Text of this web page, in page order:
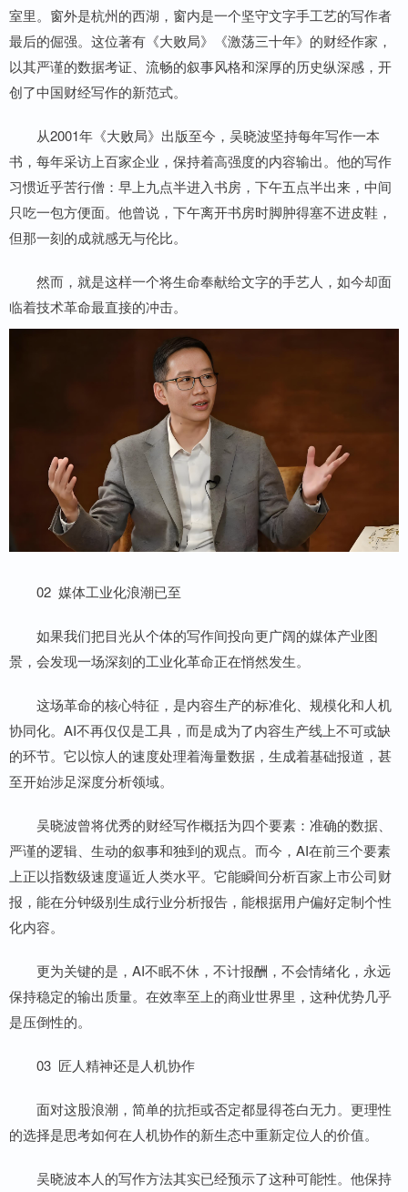
室里。窗外是杭州的西湖，窗内是一个坚守文字手工艺的写作者
最后的倔强。这位著有《大败局》《激荡三十年》的财经作家，
以其严谨的数据考证、流畅的叙事风格和深厚的历史纵深感，开
创了中国财经写作的新范式。
从2001年《大败局》出版至今，吴晓波坚持每年写作一本
书，每年采访上百家企业，保持着高强度的内容输出。他的写作
习惯近乎苦行僧：早上九点半进入书房，下午五点半出来，中间
只吃一包方便面。他曾说，下午离开书房时脚肿得塞不进皮鞋，
但那一刻的成就感无与伦比。
然而，就是这样一个将生命奉献给文字的手艺人，如今却面
临着技术革命最直接的冲击。
02 媒体工业化浪潮已至
如果我们把目光从个体的写作间投向更广阔的媒体产业图
景，会发现一场深刻的工业化革命正在悄然发生。
这场革命的核心特征，是内容生产的标准化、规模化和人机
协同化。AI不再仅仅是工具，而是成为了内容生产线上不可或缺
的环节。它以惊人的速度处理着海量数据，生成着基础报道，甚
至开始涉足深度分析领域。
吴晓波曾将优秀的财经写作概括为四个要素：准确的数据、
严谨的逻辑、生动的叙事和独到的观点。而今，AI在前三个要素
上正以指数级速度逼近人类水平。它能瞬间分析百家上市公司财
报，能在分钟级别生成行业分析报告，能根据用户偏好定制个性
化内容。
更为关键的是，AI不眠不休，不计报酬，不会情绪化，永远
保持稳定的输出质量。在效率至上的商业世界里，这种优势几乎
是压倒性的。
03 匠人精神还是人机协作
面对这股浪潮，简单的抗拒或否定都显得苍白无力。更理性
的选择是思考如何在人机协作的新生态中重新定位人的价值。
吴晓波本人的写作方法其实已经预示了这种可能性。他保持